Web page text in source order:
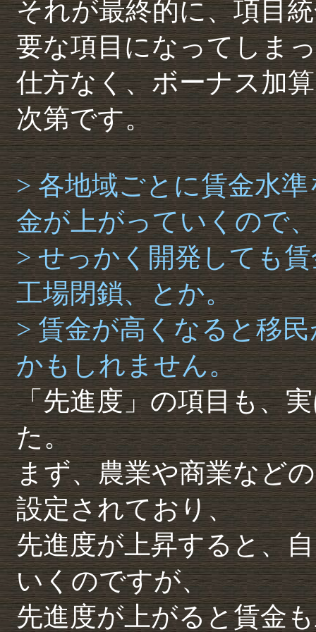
それが最終的に、項目
要な項目になってしま
仕方なく、ボーナス加
次第です。
> 各地域ごとに賃金水
金が上がっていくので、
> せっかく開発しても
工場閉鎖、とか。
> 賃金が高くなると移
かもしれません。
「先進度」の項目も、
た。
まず、農業や商業など
設定されており、
先進度が上昇すると、
いくのですが、
先進度が上がると賃金